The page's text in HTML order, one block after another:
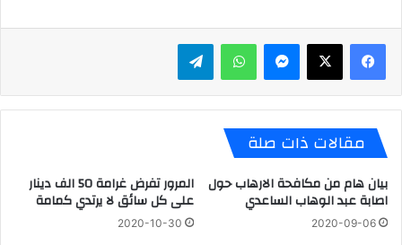
ماسنجر واتساب تيلقرام
مقالات ذات صلة
بيان هام من مكافحة الارهاب حول
اصابة عبد الوهاب الساعدي
2020-09-06
المرور تفرض غرامة 50 الف دينار
على كل سائق لا يرتدي كمامة
2020-10-30